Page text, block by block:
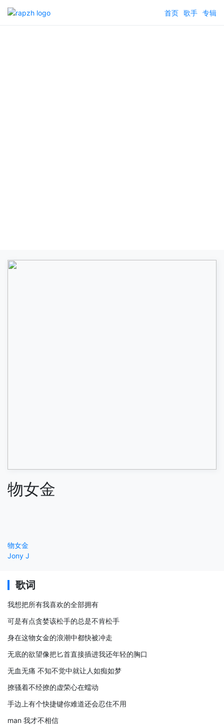
首页 歌手 专辑
物女金
物女金
Jony J
歌词
我想把所有我喜欢的全部拥有
可是有点贪婪该松手的总是不肯松手
身在这物女金的浪潮中都快被冲走
无底的欲望像把匕首直接插进我还年轻的胸口
无血无痛 不知不觉中就让人如痴如梦
撩骚着不经撩的虚荣心在蠕动
手边上有个快捷键你难道还会忍住不用
man 我才不相信